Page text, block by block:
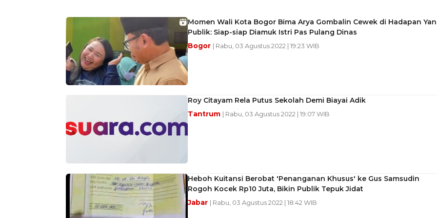
Momen Wali Kota Bogor Bima Arya Gombalin Cewek di Hadapan
Publik: Siap-siap Diamuk Istri Pas Pulang Dinas
Bogor | Rabu, 03 Agustus 2022 | 19:23 WIB
Roy Citayam Rela Putus Sekolah Demi Biayai Adik
Tantrum | Rabu, 03 Agustus 2022 | 19:07 WIB
Heboh Kuitansi Berobat 'Penanganan Khusus' ke Gus Samsudin
Rogoh Kocek Rp10 Juta, Bikin Publik Tepuk Jidat
Jabar | Rabu, 03 Agustus 2022 | 18:42 WIB